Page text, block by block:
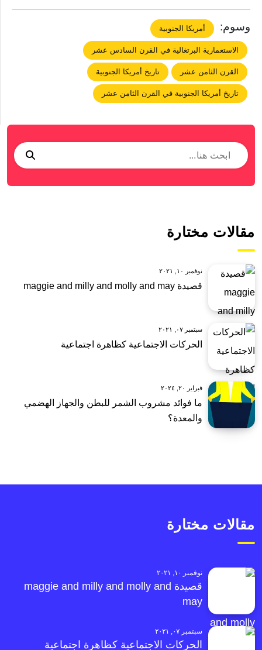
وسوم: أمريكا الجنوبية
الاستعمارية البرتغالية في القرن السادس عشر
القرن الثامن عشر تاريخ أمريكا الجنوبية
تاريخ أمريكا الجنوبية في القرن الثامن عشر
مقالات مختارة
نوفمبر ١٠, ٢٠٢١
قصيدة maggie and milly and molly and may
سبتمبر ٠٧, ٢٠٢١
الحركات الاجتماعية كظاهرة اجتماعية
فبراير ٢٠, ٢٠٢٤
ما فوائد مشروب الشمر للبطن والجهاز الهضمي
والمعدة؟
مقالات مختارة
نوفمبر ١٠, ٢٠٢١
قصيدة maggie and milly and molly and
may
سبتمبر ٠٧, ٢٠٢١
الحركات الاجتماعية كظاهرة اجتماعية